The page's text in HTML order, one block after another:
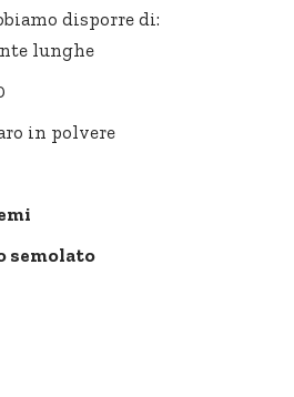
disporre di:
lunghe
in polvere
semolato